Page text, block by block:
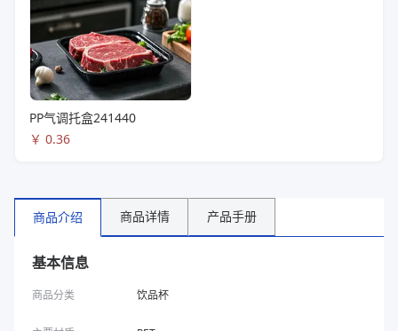
PP气调托盒241440
￥ 0.36
商品介绍 商品详情 产品手册
基本信息
商品分类 饮品杯